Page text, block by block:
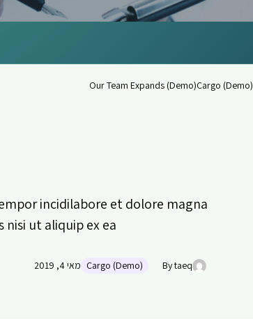
Cargo (Demo)
Our Team Expands (Demo)
incidilabore et dolore magna
ut aliquip ex ea
By taeq
Cargo (Demo) מאי 4, 2019